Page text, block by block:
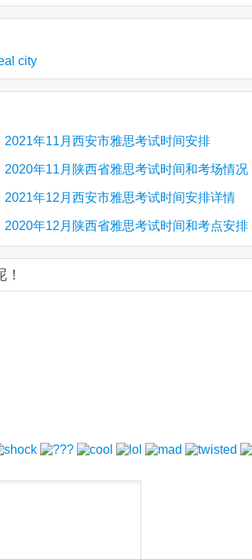
city
2021年11月西安市雅思考试时间安排
2020年11月陕西省雅思考试时间和考场情况
2021年12月西安市雅思考试时间安排详情
2020年12月陕西省雅思考试时间和考点安排